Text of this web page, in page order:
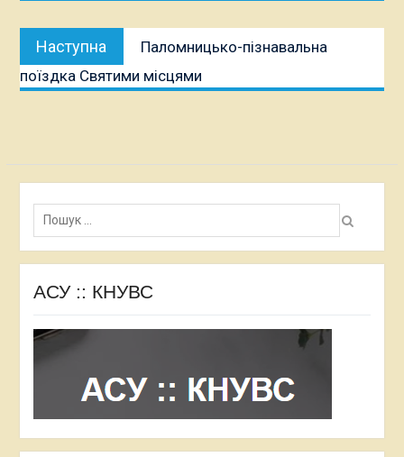
Наступна
публікація:
Паломницько-пізнавальна
поїздка Святими місцями
Пошук:
АСУ :: КНУВС